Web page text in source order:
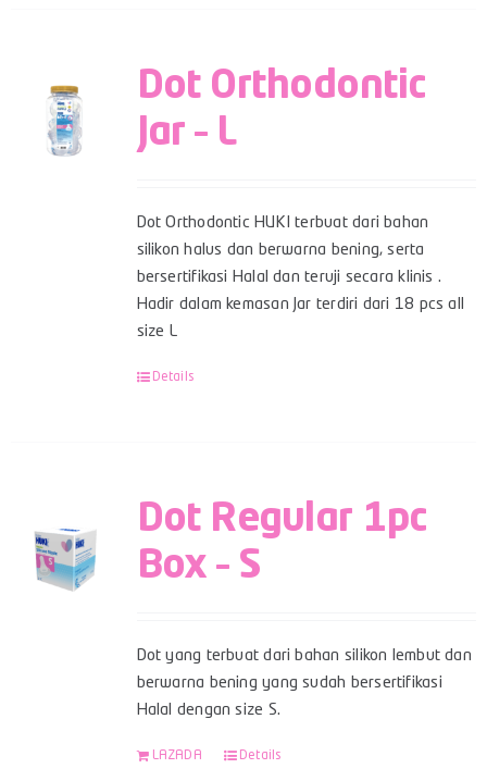
Dot Orthodontic
Jar – L
Dot Orthodontic HUKI terbuat dari bahan
silikon halus dan berwarna bening, serta
bersertifikasi Halal dan teruji secara klinis .
Hadir dalam kemasan Jar terdiri dari 18 pcs all
size L
Details
Dot Regular 1pc
Box – S
Dot yang terbuat dari bahan silikon lembut dan
berwarna bening yang sudah bersertifikasi
Halal dengan size S.
LAZADA Details